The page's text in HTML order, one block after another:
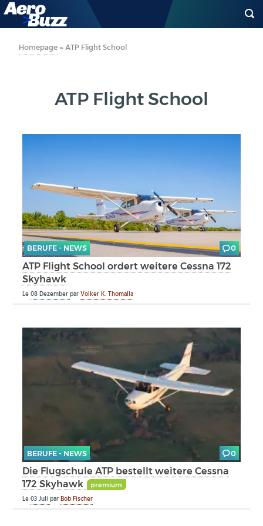
GENERAL AVIATION
LUFTVERKEHR
MILITÄR
HELIKOPTER
BERUFE
AERO-KULTUR
Homepage»ATP Flight School
ATP Flight School
BERUFE - NEWS 0
ATP Flight School ordert weitere Cessna 172
Skyhawk
Le08 DezemberparVolker K. Thomalla
BERUFE - NEWS 0
Die Flugschule ATP bestellt weitere Cessna
172 Skyhawk
premium
Le03 JuliparBob Fischer